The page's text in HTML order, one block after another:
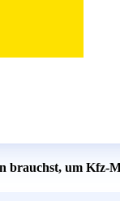
brauchst, um Kfz-